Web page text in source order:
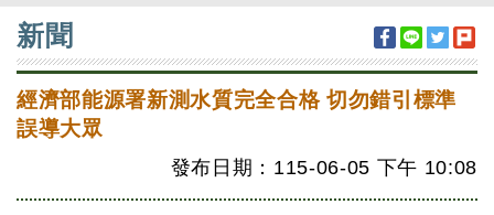
:::
新聞
經濟部能源署新測水質完全合格 切勿錯引標準
誤導大眾
發布日期：115-06-05 下午 10:08